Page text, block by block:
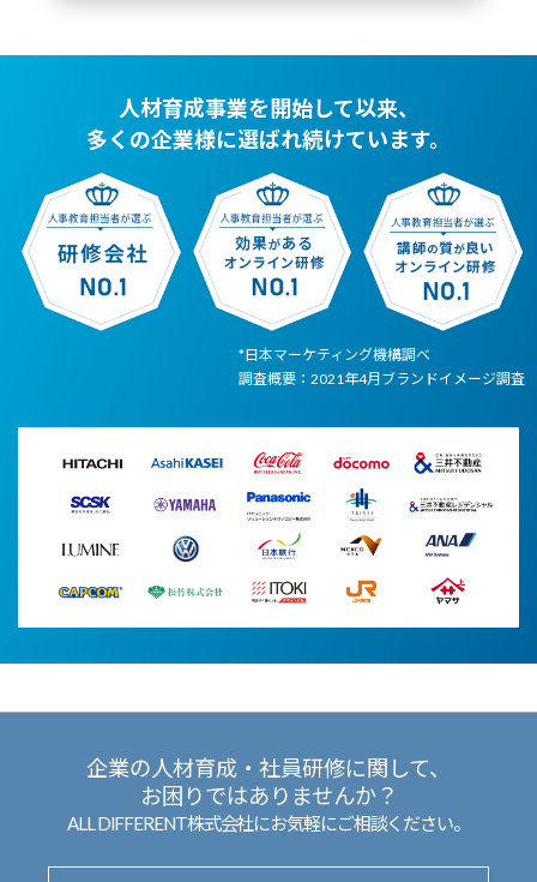
人材育成事業を開始して以来、
多くの企業様に選ばれ続けています。
*日本マーケティング機構調べ
調査概要：2021年4月ブランドイメージ調査
企業の人材育成・社員研修に関して、
お困りではありませんか？
ALL DIFFERENT株式会社にお気軽にご相談ください。